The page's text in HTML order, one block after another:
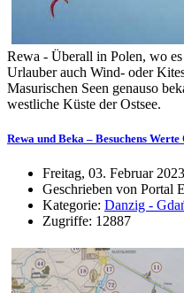
Rewa - Überall in Polen, wo
Urlauber auch Wind- oder
Masurischen Seen genauso
westliche Küste der Ostsee.
Rewa und Beka – Besuchens Werte
Freitag, 03. Februar
Geschrieben von Portal
Kategorie: Danzig -
Zugriffe: 12887